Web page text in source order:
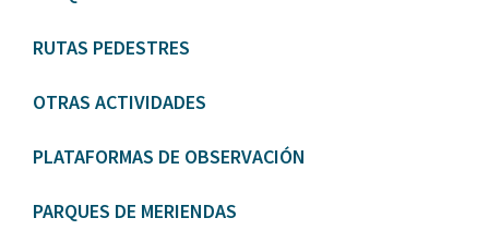
RUTAS PEDESTRES
OTRAS ACTIVIDADES
PLATAFORMAS DE OBSERVACIÓN
PARQUES DE MERIENDAS